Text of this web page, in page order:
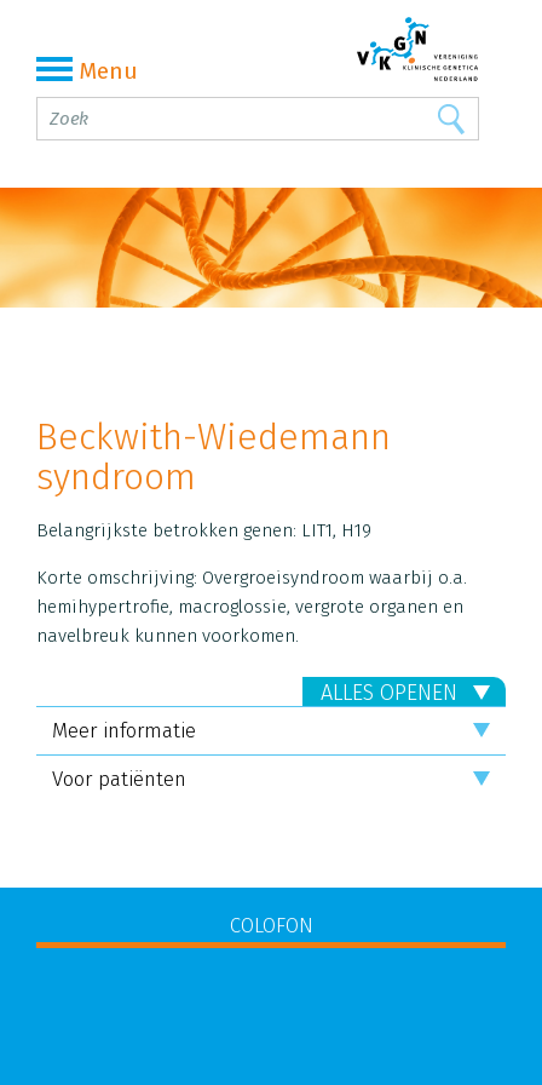
Menu
Beckwith-Wiedemann
syndroom
Belangrijkste betrokken genen: LIT1, H19
Korte omschrijving: Overgroeisyndroom waarbij o.a.
hemihypertrofie, macroglossie, vergrote organen en
navelbreuk kunnen voorkomen.
ALLES OPENEN
Meer informatie
Voor patiënten
COLOFON